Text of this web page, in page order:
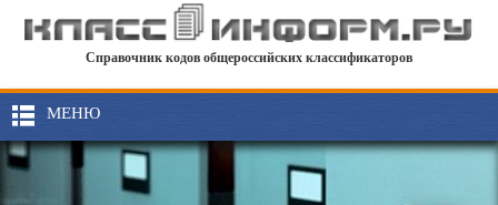
Справочник кодов общероссийских классификаторов
МЕНЮ